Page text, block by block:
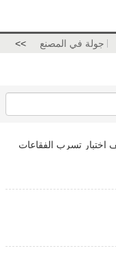
جولة في المصنع >>
اختبار تسرب الفقاعات